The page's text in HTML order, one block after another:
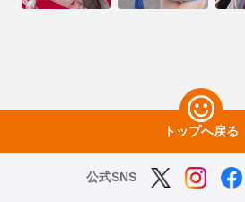
トップへ戻る
公式SNS